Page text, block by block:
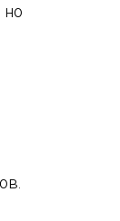
в Латинской
но